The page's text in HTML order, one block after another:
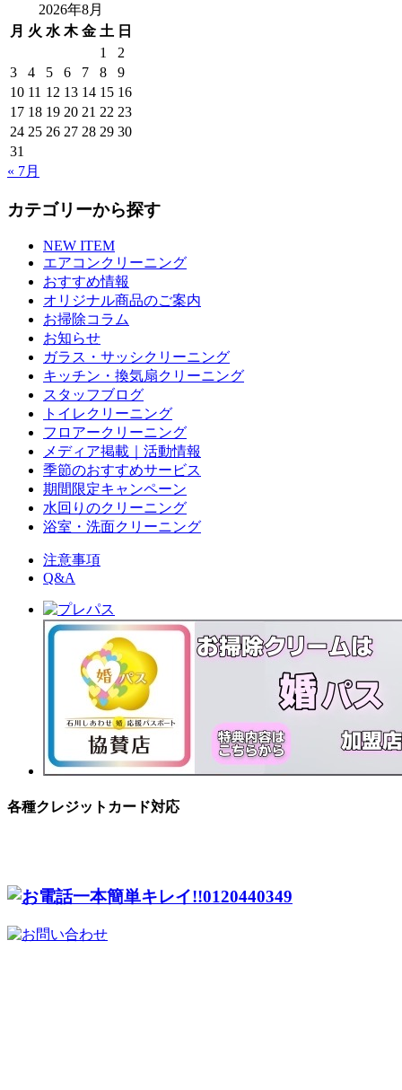
2026年8月
月 火 水 木 金 土 日
1
2
3
4 5 6 7 8
9
10 11 12 13 14 15 16
17 18 19 20 21 22 23
24 25 26 27 28 29 30
31
« 7月
カテゴリーから探す
NEW ITEM
エアコンクリーニング
おすすめ情報
オリジナル商品のご案内
お掃除コラム
お知らせ
ガラス・サッシクリーニング
キッチン・換気扇クリーニング
スタッフブログ
トイレクリーニング
フロアークリーニング
メディア掲載｜活動情報
季節のおすすめサービス
期間限定キャンペーン
水回りのクリーニング
浴室・洗面クリーニング
注意事項
Q&A
各種クレジットカード対応